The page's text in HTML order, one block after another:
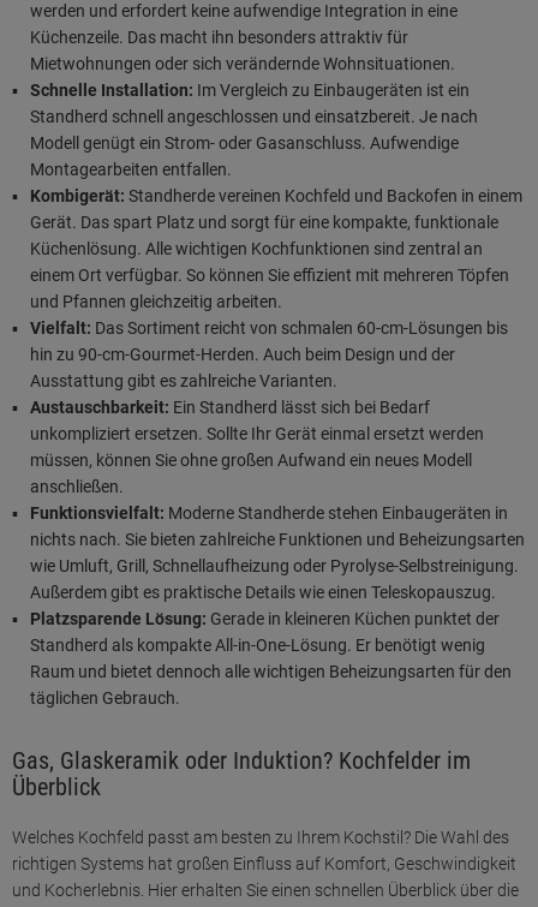
werden und erfordert keine aufwendige Integration in eine
Küchenzeile. Das macht ihn besonders attraktiv für
Mietwohnungen oder sich verändernde Wohnsituationen.
Schnelle Installation: Im Vergleich zu Einbaugeräten ist ein
Standherd schnell angeschlossen und einsatzbereit. Je nach
Modell genügt ein Strom- oder Gasanschluss. Aufwendige
Montagearbeiten entfallen.
Kombigerät: Standherde vereinen Kochfeld und Backofen in einem
Gerät. Das spart Platz und sorgt für eine kompakte, funktionale
Küchenlösung. Alle wichtigen Kochfunktionen sind zentral an
einem Ort verfügbar. So können Sie effizient mit mehreren Töpfen
und Pfannen gleichzeitig arbeiten.
Vielfalt: Das Sortiment reicht von schmalen 60-cm-Lösungen bis
hin zu 90-cm-Gourmet-Herden. Auch beim Design und der
Ausstattung gibt es zahlreiche Varianten.
Austauschbarkeit: Ein Standherd lässt sich bei Bedarf
unkompliziert ersetzen. Sollte Ihr Gerät einmal ersetzt werden
müssen, können Sie ohne großen Aufwand ein neues Modell
anschließen.
Funktionsvielfalt: Moderne Standherde stehen Einbaugeräten in
nichts nach. Sie bieten zahlreiche Funktionen und Beheizungsarten
wie Umluft, Grill, Schnellaufheizung oder Pyrolyse-Selbstreinigung.
Außerdem gibt es praktische Details wie einen Teleskopauszug.
Platzsparende Lösung: Gerade in kleineren Küchen punktet der
Standherd als kompakte All-in-One-Lösung. Er benötigt wenig
Raum und bietet dennoch alle wichtigen Beheizungsarten für den
täglichen Gebrauch.
Gas, Glaskeramik oder Induktion? Kochfelder im
Überblick
Welches Kochfeld passt am besten zu Ihrem Kochstil? Die Wahl des
richtigen Systems hat großen Einfluss auf Komfort, Geschwindigkeit
und Kocherlebnis. Hier erhalten Sie einen schnellen Überblick über die